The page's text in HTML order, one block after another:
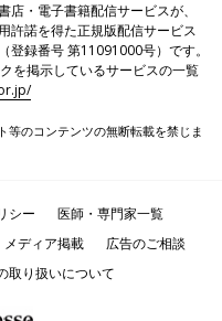
店・電子書籍配信サービスが、
許諾を得た正規版配信サービス
登録番号 第11091000号）です。
を掲示しているサービスの一覧
等のコンテンツの無断転載を禁じま
シー
医師・専門家一覧
ディア掲載
広告のご相談
取り扱いについて